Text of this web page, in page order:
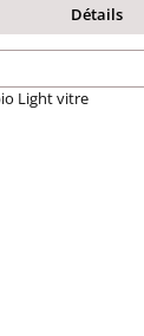
Détails